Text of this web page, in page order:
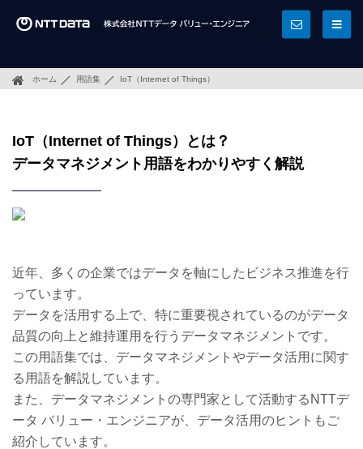
ホーム 用語集 IoT（Internet of Things）
IoT（Internet of Things）とは？
データマネジメント用語をわかりやすく解説
近年、多くの企業ではデータを軸にしたビジネス推進を行
っています。
データを活用する上で、特に重要視されているのがデータ
品質の向上と維持運用を行うデータマネジメントです。
この用語集では、データマネジメントやデータ活用に関す
る用語を解説しています。
また、データマネジメントの専門家として活動するNTTデ
ータ バリュー・エンジニアが、データ活用のヒントもご
紹介しています。